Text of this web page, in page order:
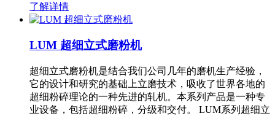
了解详情
LUM 超细立式磨粉机
超细立式磨粉机是结合我们公司几年的磨机生产经验，
它的设计和研究的基础上立磨技术，吸收了世界各地的
超细粉碎理论的一种先进的轧机。本系列产品是一种专
业设备，包括超细粉碎，分级和交付。 LUM系列超细立